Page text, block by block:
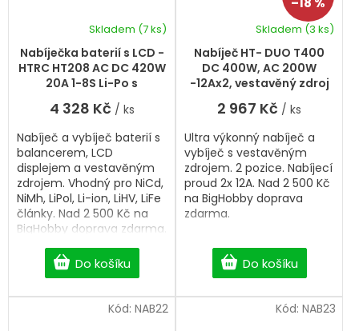
Nabíječka baterií s LCD -
HTRC HT208 AC DC 420W
20A 1-8S Li-Po s
vestavěným zdrojem
Skladem (7 ks)
4 328 Kč / ks
Do košíku
Nabíječ a vybíječ baterií s
balancerem, LCD
displejem a vestavěným
zdrojem. Vhodný pro NiCd,
NiMh, LiPol, Li-ion, LiHV, LiFe
články. Nad 2 500 Kč na
BigHobby doprava zdarma.
Nabíječ HT- DUO T400
DC 400W, AC 200W
-12Ax2, vestavěný zdroj
Skladem (3 ks)
2 967 Kč / ks
Do košíku
Ultra výkonný nabíječ a
vybíječ s vestavěným
zdrojem. 2 pozice. Nabíjecí
proud 2x 12A. Nad 2 500 Kč
na BigHobby doprava
zdarma.
Kód: NAB22 Kód: NAB23